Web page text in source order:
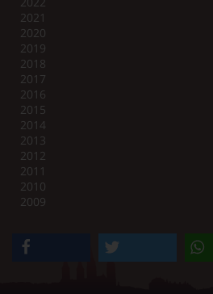
2021
2020
2019
2018
2017
2016
2015
2014
2013
2012
2011
2010
2009